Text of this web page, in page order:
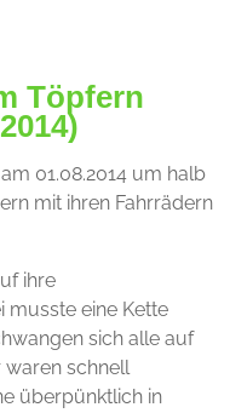
Töpfern
01.08.2014 um halb
mit ihren Fahrrädern
ihre
musste eine Kette
sich alle auf
waren schnell
überpünktlich in